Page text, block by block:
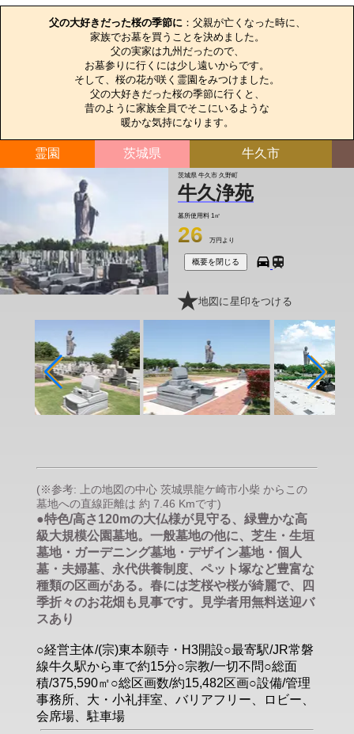
父の大好きだった桜の季節に ：父親が亡くなった時に、
家族でお墓を買うことを決めました。
父の実家は九州だったので、
お墓参りに行くには少し遠いからです。
そして、桜の花が咲く霊園をみつけました。
父の大好きだった桜の季節に行くと、
昔のように家族全員でそこにいるような
暖かな気持になります。
霊園 茨城県 牛久市
茨城県 牛久市 久野町
牛久浄苑
墓所使用料 1㎡
26 万円より
概要を閉じる
地図に星印をつける
(※参考: 上の地図の中心 茨城県龍ケ崎市小柴 からこの
墓地への直線距離は 約 7.46 Kmです)
●特色/高さ120mの大仏様が見守る、緑豊かな高
級大規模公園墓地。一般墓地の他に、芝生・生垣
墓地・ガーデニング墓地・デザイン墓地・個人
墓・夫婦墓、永代供養制度、ペット塚など豊富な
種類の区画がある。春には芝桜や桜が綺麗で、四
季折々のお花畑も見事です。見学者用無料送迎バ
スあり
○経営主体/(宗)東本願寺・H3開設○最寄駅/JR常磐
線牛久駅から車で約15分○宗教/一切不問○総面
積/375,590㎡○総区画数/約15,482区画○設備/管理
事務所、大・小礼拝室、バリアフリー、ロビー、
会席場、駐車場